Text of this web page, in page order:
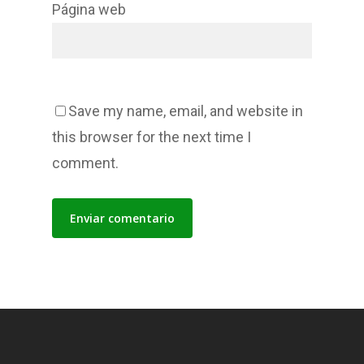
Página web
Save my name, email, and website in
this browser for the next time I
comment.